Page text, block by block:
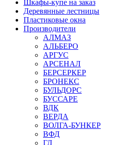
Шкафы-купе на заказ
Деревянные лестницы
Пластиковые окна
Производители
АЛМАЗ
АЛЬБЕРО
АРГУС
АРСЕНАЛ
БЕРСЕРКЕР
БРОНЕКС
БУЛЬДОРС
БУССАРЕ
ВДК
ВЕРДА
ВОЛГА-БУНКЕР
ВФД
ГД